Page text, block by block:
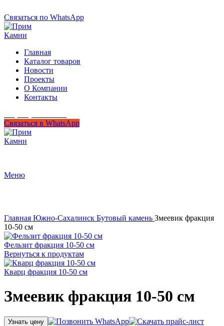
Связаться по WhatsApp
Главная
Каталог товаров
Новости
Проекты
О Компании
Контакты
Связаться в WhatsApp
Меню
Главная Южно-Сахалинск Бутовый камень Змеевик фракция
10-50 см
Фельзит фракция 10-50 см
Вернуться к продуктам
Кварц фракция 10-50 см
Змеевик фракция 10-50 см
Узнать цену